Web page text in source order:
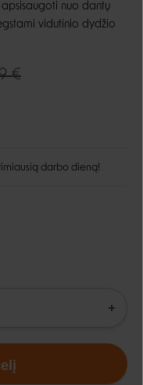
nuo dantų
vidutinio dydžio
€
darbo dieną!